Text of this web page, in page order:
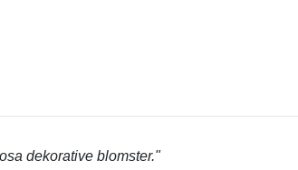
dekorative blomster."